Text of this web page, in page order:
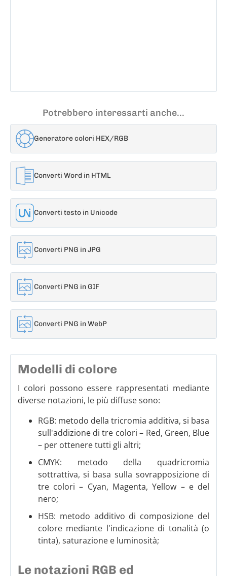
Potrebbero interessarti anche...
Generatore colori HEX/RGB
Converti Word in HTML
Converti testo in Unicode
Converti PNG in JPG
Converti PNG in GIF
Converti PNG in WebP
Modelli di colore
I colori possono essere rappresentati mediante
diverse notazioni, le più diffuse sono:
RGB: metodo della tricromia additiva, si basa
sull'addizione di tre colori – Red, Green, Blue
– per ottenere tutti gli altri;
CMYK: metodo della quadricromia
sottrattiva, si basa sulla sovrapposizione di
tre colori – Cyan, Magenta, Yellow – e del
nero;
HSB: metodo additivo di composizione del
colore mediante l'indicazione di tonalità (o
tinta), saturazione e luminosità;
Le notazioni RGB ed